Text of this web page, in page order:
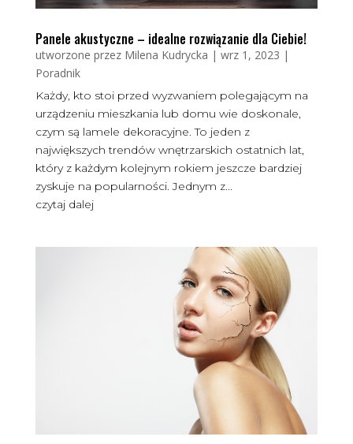
Panele akustyczne – idealne rozwiązanie dla Ciebie!
utworzone przez Milena Kudrycka | wrz 1, 2023 |
Poradnik
Każdy, kto stoi przed wyzwaniem polegającym na
urządzeniu mieszkania lub domu wie doskonale,
czym są lamele dekoracyjne. To jeden z
największych trendów wnętrzarskich ostatnich lat,
który z każdym kolejnym rokiem jeszcze bardziej
zyskuje na popularności. Jednym z...
czytaj dalej